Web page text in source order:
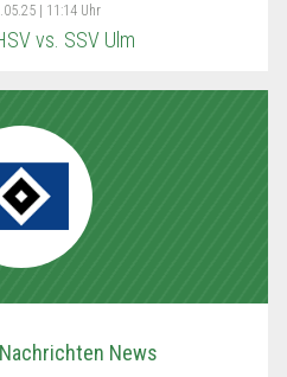
| 11:14 Uhr
vs. SSV Ulm
News